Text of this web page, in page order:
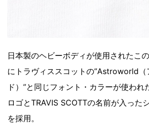
日本製のヘビーボディが使用されたこ
にトラヴィススコットの”Astroworld（
ド）”と同じフォント・カラーが使われ
ロゴとTRAVIS SCOTTの名前が入った
を採用。